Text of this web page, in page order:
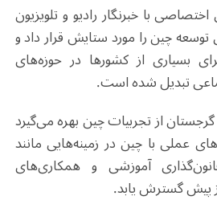
با خبرنگار رادیو و تلویزیون
چین را مورد ستایش قرار داد و
بسیاری از کشورها در حوزه‌های
تبدیل شده است.
از تجربیات چین بهره می‌گیرد
عملی با چین در زمینه‌هایی مانند
آموزشی و همکاری‌های
پیش گسترش یابد.